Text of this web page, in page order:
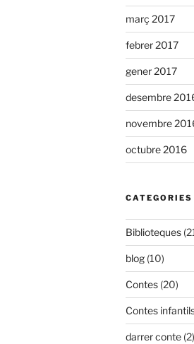
març 2017
febrer 2017
gener 2017
desembre
novembre
octubre 2016
CATEGORIES
Biblioteques
blog(10)
Contes(20)
Contes
darrer conte(2)